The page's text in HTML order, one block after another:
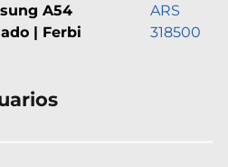
A54
| Ferbi
ARS
318500